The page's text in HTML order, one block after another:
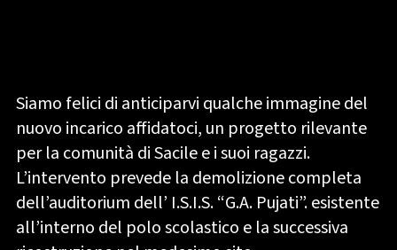
Siamo felici di anticiparvi qualche immagine del
nuovo incarico affidatoci, un progetto rilevante
per la comunità di Sacile e i suoi ragazzi.
L’intervento prevede la demolizione completa
dell’auditorium dell’ I.S.I.S. “G.A. Pujati”. esistente
all’interno del polo scolastico e la successiva